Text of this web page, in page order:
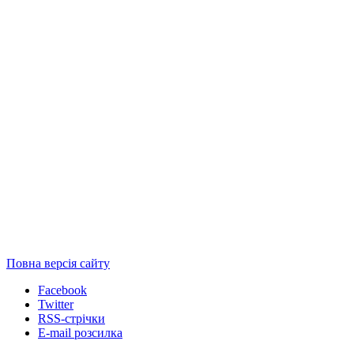
Повна версія сайту
Facebook
Twitter
RSS-стрічки
E-mail розсилка